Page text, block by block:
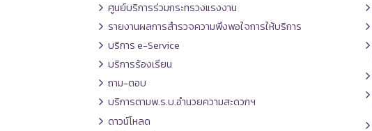
ศูนย์บริการร่วมกระทรวงแรงงาน
รายงานผลการสำรวจความพึงพอใจการให้บริการ
บริการ e-Service
บริการร้องเรียน
ถาม-ตอบ
บริการตามพ.ร.บ.อำนวยความสะดวกฯ
ดาวน์โหลด